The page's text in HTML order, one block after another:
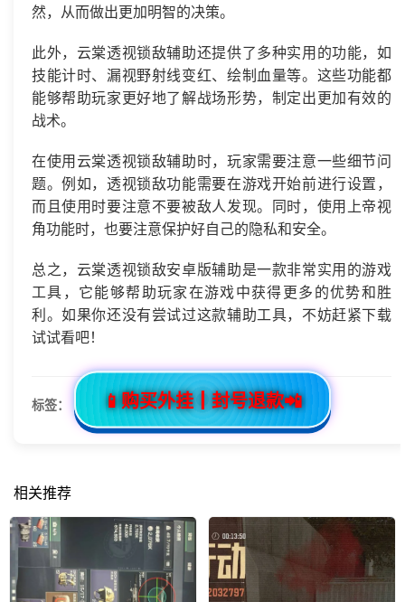
然，从而做出更加明智的决策。
此外，云棠透视锁敌辅助还提供了多种实用的功能，如
技能计时、漏视野射线变红、绘制血量等。这些功能都
能够帮助玩家更好地了解战场形势，制定出更加有效的
战术。
在使用云棠透视锁敌辅助时，玩家需要注意一些细节问
题。例如，透视锁敌功能需要在游戏开始前进行设置，
而且使用时要注意不要被敌人发现。同时，使用上帝视
角功能时，也要注意保护好自己的隐私和安全。
总之，云棠透视锁敌安卓版辅助是一款非常实用的游戏
工具，它能够帮助玩家在游戏中获得更多的优势和胜
利。如果你还没有尝试过这款辅助工具，不妨赶紧下载
试试看吧！
标签：
相关推荐
📱购买外挂┃封号退款📲